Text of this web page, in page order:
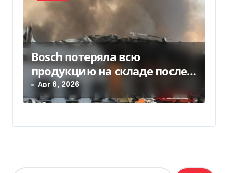
Bosch потеряла всю
продукцию на складе после
российской атаки
Авг 6, 2026